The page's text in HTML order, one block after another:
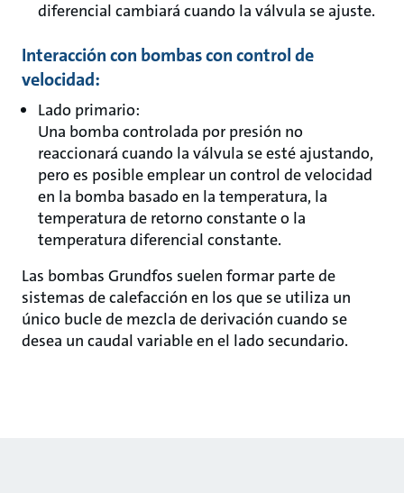
diferencial cambiará cuando la válvula se ajuste.
Interacción con bombas con control de
velocidad:
Lado primario:
Una bomba controlada por presión no
reaccionará cuando la válvula se esté ajustando,
pero es posible emplear un control de velocidad
en la bomba basado en la temperatura, la
temperatura de retorno constante o la
temperatura diferencial constante.
Las bombas Grundfos suelen formar parte de
sistemas de calefacción en los que se utiliza un
único bucle de mezcla de derivación cuando se
desea un caudal variable en el lado secundario.